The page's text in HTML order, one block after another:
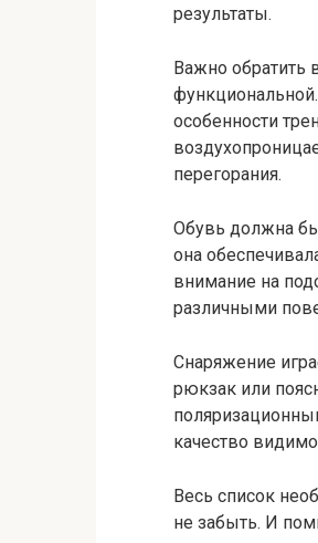
результаты.
Важно обратить
особенности
перегорания.
Обувь должна
она
внимание на
различными
Снаряжение
рюкзак или
качество
Весь список
не забыть. И